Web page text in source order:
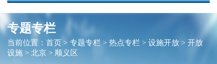
专题专栏
当前位置： 首页> 专题专栏> 热点专栏 > 设施开放> 开放
设施> 北京> 顺义区